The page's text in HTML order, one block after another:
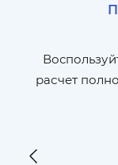
расчет